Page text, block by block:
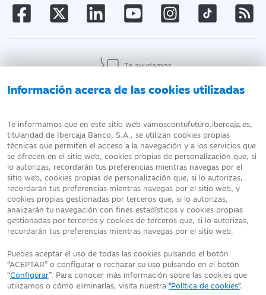
Información acerca de las cookies utilizadas
Te informamos que en este sitio web vamoscontufuturo.ibercaja.es,
titularidad de Ibercaja Banco, S.A., se utilizan cookies propias
técnicas que permiten el acceso a la navegación y a los servicios que
se ofrecen en el sitio web, cookies propias de personalización que, si
lo autorizas, recordarán tus preferencias mientras navegas por el
sitio web, cookies propias de personalización que, si lo autorizas,
recordarán tus preferencias mientras navegas por el sitio web, y
cookies propias gestionadas por terceros que, si lo autorizas,
analizarán tu navegación con fines estadísticos y cookies propias
gestionadas por terceros y cookies de terceros que, si lo autorizas,
recordarán tus preferencias mientras navegas por el sitio web.
Puedes aceptar el uso de todas las cookies pulsando el botón
“ACEPTAR” o configurar o rechazar su uso pulsando en el botón
“Configurar”. Para conocer más información sobre las cookies que
utilizamos o cómo eliminarlas, visita nuestra "Política de cookies".
Te ayudamos
DATOS PERSONALES POLÍTICA DE COOKIES
Fecha de edición: 09/08/2026
©Ibercaja Banco, S.A. - IBERCAJA - NIF. A-99319030 R.M. de
Zaragoza (T.3865. F.1. H.Z.-52186, Inscripc.1º)
España con el código 2085.
Domicilio social: Plaza de Basilio Paraíso, 2. 50008-Zaragoza.